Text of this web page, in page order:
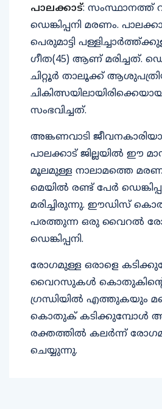
പാലക്കാട്: സംസ്ഥാനത്ത്
ഡെങ്കിപ്പനി മരണം.
പെരുമാട്ടി
ഗീത(45) ആണ് മരിച്ചത്.
ചിറ്റൂര്‍ താലൂക്ക്
സംഭവിച്ചത്.
അങ്കണവാടി
പാലക്കാട് ജില്ലയില്‍ ഈ
മൂലമുള്ള നാലാമത്തെ
മെയില്‍ രണ്ട് പേര്‍
മരിച്ചിരുന്നു. ഈഡിസ്
പരത്തുന്ന ഒരു വൈറല്‍
ഡെങ്കിപ്പനി.
രോഗമുള്ള ഒരാളെ
വൈറസുകള്‍ കൊതുകിൻ്റെ
ഗ്രന്ധിയില്‍ എത്തുകയും
കൊതുക് കടിക്കുമ്പോള്‍
രക്തത്തില്‍ കലര്‍ന്ന്
ചെയ്യുന്നു.